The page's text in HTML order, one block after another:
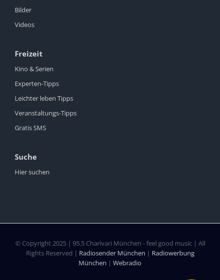
Bilder
Videos
Freizeit
Kino & Serien
Experten-Tipps
Leichter leben Tipps
Veranstaltungs-Tipps
Gratis SMS
Suche
Hier suchen
© Copyright 2025 | 95.5 Charivari München - feel good music | All
Rights Reserved | Radiosender München | Radiowerbung
München | Webradio